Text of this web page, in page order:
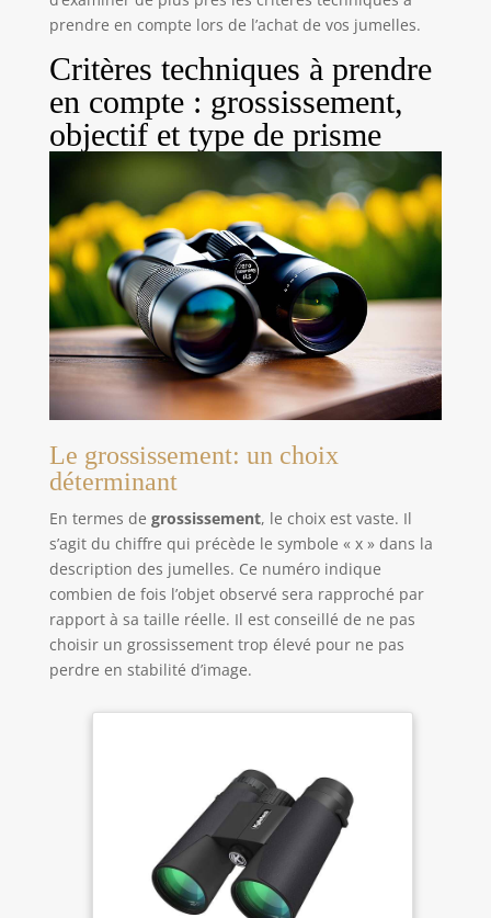
prendre en compte lors de l’achat de vos jumelles.
Critères techniques à prendre
en compte : grossissement,
objectif et type de prisme
Le grossissement: un choix
déterminant
En termes de grossissement, le choix est vaste. Il
s’agit du chiffre qui précède le symbole « x » dans la
description des jumelles. Ce numéro indique
combien de fois l’objet observé sera rapproché par
rapport à sa taille réelle. Il est conseillé de ne pas
choisir un grossissement trop élevé pour ne pas
perdre en stabilité d’image.